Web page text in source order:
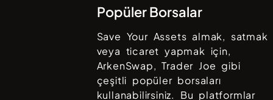
Popüler Borsalar
Save Your Assets almak, satmak
veya ticaret yapmak için,
ArkenSwap, Trader Joe gibi
çeşitli popüler borsaları
kullanabilirsiniz. Bu platformlar